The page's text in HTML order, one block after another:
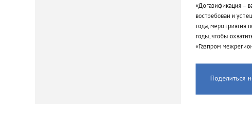
«Догазификация –
востребован и
года, мероприятия
годы, чтобы
«Газпром
Поделиться